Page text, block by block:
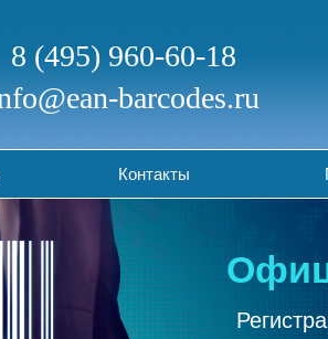
8 (495) 960-60-18
barcodes.ru
Контакты